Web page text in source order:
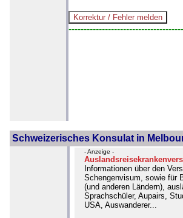
Schweizerisches Konsulat in
- Anzeige -
Informationen über den
Schengenvisum, sowie für
(und anderen Ländern),
Sprachschüler, Aupairs,
USA, Auswanderer...